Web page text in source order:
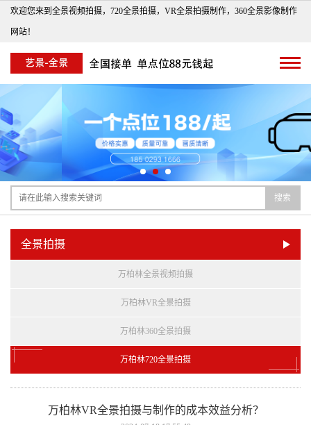
欢迎您来到全景视频拍摄，720全景拍摄，VR全景拍摄制作，360全景影像制作
网站！
搜索
全景拍摄
万柏林全景视频拍摄
万柏林VR全景拍摄
万柏林360全景拍摄
万柏林720全景拍摄
万柏林VR全景拍摄与制作的成本效益分析？